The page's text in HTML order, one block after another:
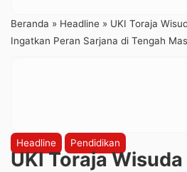
Beranda » Headline » UKI Toraja
Ingatkan Peran Sarjana di Tengah
Headline Pendidikan
UKI Toraja